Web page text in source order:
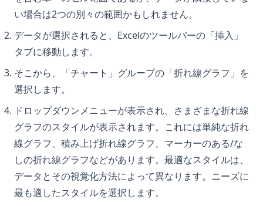
い場合は2つの別々の範囲かもしれません。
データが選択されると、Excelのツールバーの「挿入」
タブに移動します。
そこから、「チャート」グループの「折れ線グラフ」を
選択します。
ドロップダウンメニューが表示され、さまざまな折れ線
グラフのスタイルが表示されます。これには単純な折れ
線グラフ、積み上げ折れ線グラフ、マーカーのある/な
しの折れ線グラフなどがあります。最適なスタイルは、
データとその視覚化方法によって異なります。ニーズに
最も適したスタイルを選択します。